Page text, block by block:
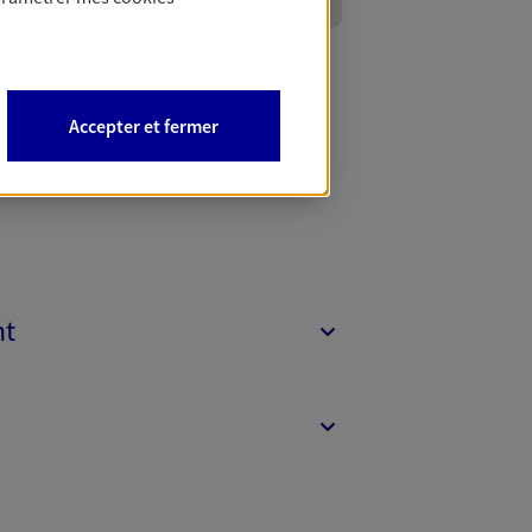
Accepter et fermer